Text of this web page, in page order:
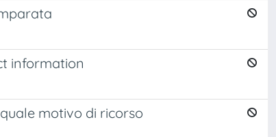
information
motivo di ricorso